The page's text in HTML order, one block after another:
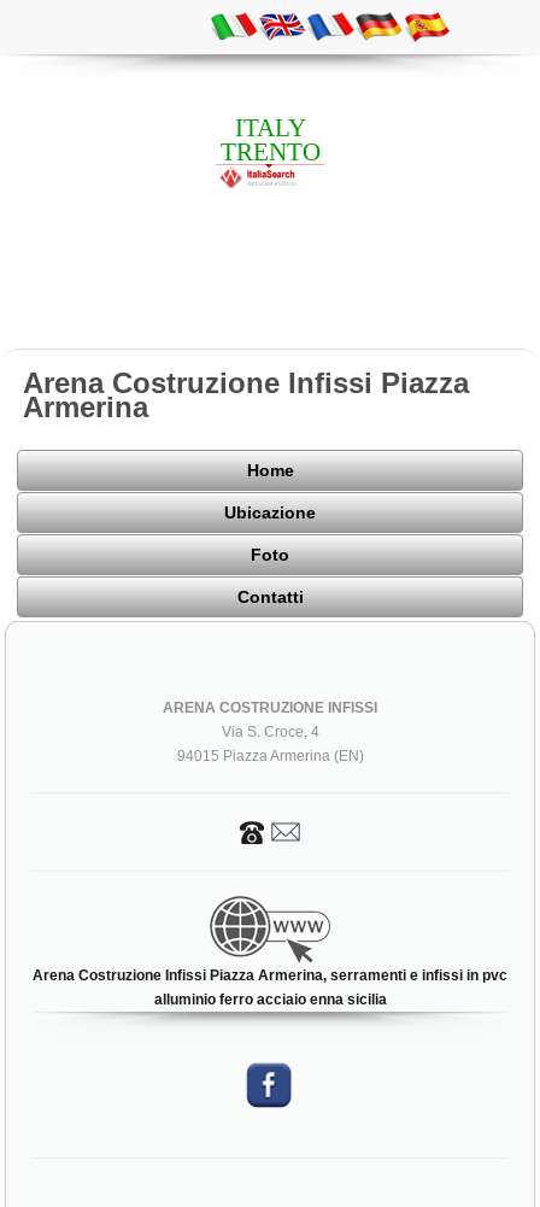
ITALY
TRENTO
Arena Costruzione Infissi Piazza
Armerina
Home
Ubicazione
Foto
Contatti
ARENA COSTRUZIONE INFISSI
Via S. Croce, 4
94015 Piazza Armerina (EN)
Arena Costruzione Infissi Piazza Armerina, serramenti e infissi in pvc
alluminio ferro acciaio enna sicilia